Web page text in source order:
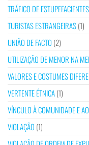
TRÁFICO DE ESTUPEFACIENTES
TURISTAS ESTRANGEIRAS(1)
UNIÃO DE FACTO (2)
UTILIZAÇÃO DE MENOR NA
VALORES E COSTUMES
VERTENTE ÉTNICA(1)
VÍNCULO À COMUNIDADE E
VIOLAÇÃO (1)